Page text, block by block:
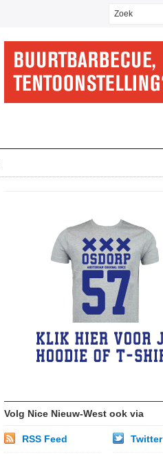
Volg Nice Nieuw-West ook via
RSS Feed Twitter